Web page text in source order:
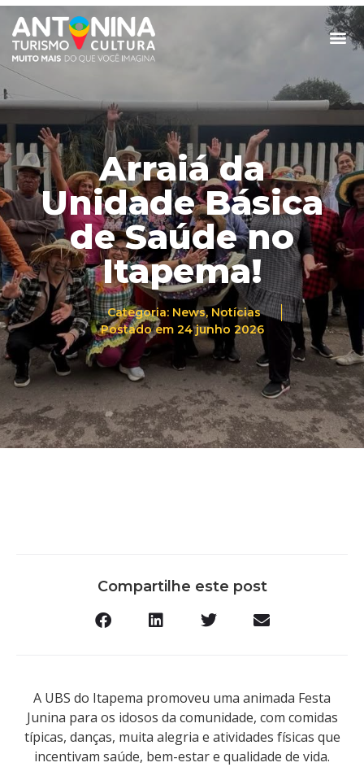
Arraiá da
Unidade Básica
de Saúde no
Itapema!
Categoria: News, Notícias
Postado em 24 junho 2026
Compartilhe este post
A UBS do Itapema promoveu uma animada Festa
Junina para os idosos da comunidade, com comidas
típicas, danças, muita alegria e atividades físicas que
incentivam saúde, bem-estar e qualidade de vida.